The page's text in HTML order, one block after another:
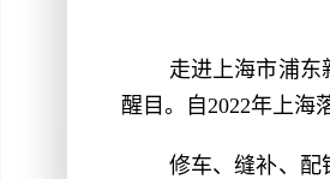
走进上海市浦东
醒目。自2022年上海
修车、缝补、